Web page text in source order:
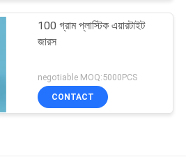
100 গ্রাম প্লাস্টিক এয়ারটাইট
জারস
negotiable MOQ:5000PCS
CONTACT